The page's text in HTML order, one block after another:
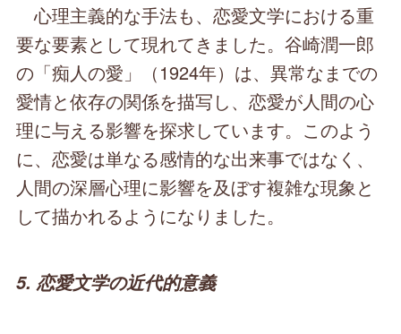
心理主義的な手法も、恋愛文学における重
要な要素として現れてきました。谷崎潤一郎
の「痴人の愛」（1924年）は、異常なまでの
愛情と依存の関係を描写し、恋愛が人間の心
理に与える影響を探求しています。このよう
に、恋愛は単なる感情的な出来事ではなく、
人間の深層心理に影響を及ぼす複雑な現象と
して描かれるようになりました。
5. 恋愛文学の近代的意義